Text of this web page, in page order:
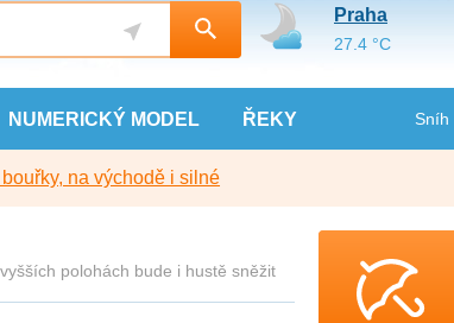
NUMERICKÝ MODEL ŘEKY Sníh
Praha
27.4 °C
na východě i silné
polohách bude i hustě sněžit